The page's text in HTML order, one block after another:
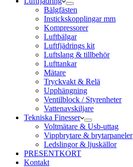
Bälgfästen
Instickskopplingar mm
Kompressorer
Luftbälgar
Luftfjädrings kit
Luftslang & tillbehör
Lufttankar
Mätare
Tryckvakt & Relä
Upphängning
Ventilblock / Styrenheter
Vattenavskiljare
Tekniska Finesser
Voltmätare & Usb-uttag
Vippbrytare & brytarpaneler
Ledslingor & ljuskällor
PRESENTKORT
Kontakt